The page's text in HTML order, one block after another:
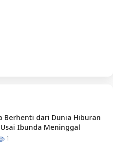
Berhenti dari Dunia Hiburan
Ibunda Meninggal
1